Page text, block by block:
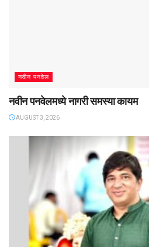
नवीन पनवेल
नवीन पनवेलमध्ये नागरी समस्या कायम
AUGUST 3, 2026